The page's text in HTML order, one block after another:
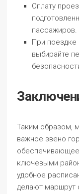
Оплату
пассажиров.
При
выбирайте
Таким образом,
важное звено
ключевыми
удобное
делают маршрут